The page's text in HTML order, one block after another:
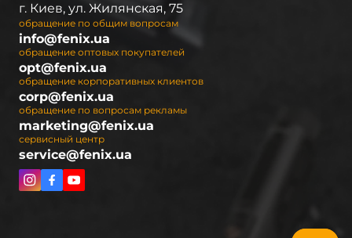
г. Киев, ул. Жилянская, 75
обращение по общим вопросам
info@fenix.ua
обращение оптовых покупателей
opt@fenix.ua
обращение корпоративных клиентов
corp@fenix.ua
обращение по вопросам рекламы
marketing@fenix.ua
сервисный центр
service@fenix.ua